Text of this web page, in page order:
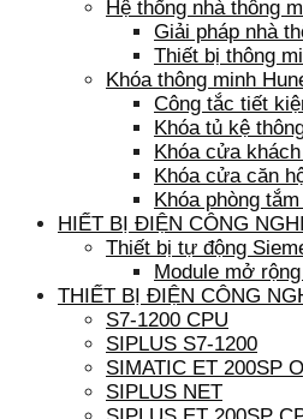
Hệ thống nhà thông
Giải pháp nhà
Thiết bị thông
Khóa thông minh
Công tắc tiết
Khóa tủ kệ
Khóa cửa
Khóa cửa căn
Khóa phòng
HIẾT BỊ ĐIỆN CÔNG
Thiết bị tự động
Module mở
THIẾT BỊ ĐIỆN CÔNG
S7-1200 CPU
SIPLUS S7-1200
SIMATIC ET 200SP
SIPLUS NET